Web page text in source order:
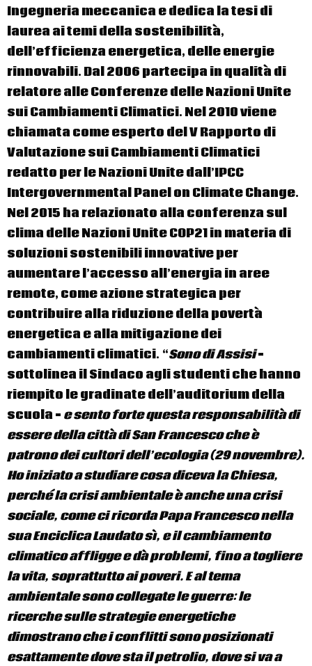
Ingegneria meccanica e dedica la tesi di
laurea ai temi della sostenibilità,
dell’efficienza energetica, delle energie
rinnovabili. Dal 2006 partecipa in qualità di
relatore alle Conferenze delle Nazioni Unite
sui Cambiamenti Climatici. Nel 2010 viene
chiamata come esperto del V Rapporto di
Valutazione sui Cambiamenti Climatici
redatto per le Nazioni Unite dall’IPCC
Intergovernmental Panel on Climate Change.
Nel 2015 ha relazionato alla conferenza sul
clima delle Nazioni Unite COP21 in materia di
soluzioni sostenibili innovative per
aumentare l’accesso all’energia in aree
remote, come azione strategica per
contribuire alla riduzione della povertà
energetica e alla mitigazione dei
cambiamenti climatici. “Sono di Assisi–
sottolinea il Sindaco agli studenti che hanno
riempito le gradinate dell’auditorium della
scuola – e sento forte questa responsabilità di
essere della città di San Francesco che è
patrono dei cultori dell’ecologia (29 novembre).
Ho iniziato a studiare cosa diceva la Chiesa,
perché la crisi ambientale è anche una crisi
sociale, come ci ricorda Papa Francesco nella
sua Enciclica Laudato sì, e il cambiamento
climatico affligge e dà problemi, fino a togliere
la vita, soprattutto ai poveri. E al tema
ambientale sono collegate le guerre: le
ricerche sulle strategie energetiche
dimostrano che i conflitti sono posizionati
esattamente dove sta il petrolio, dove si va a